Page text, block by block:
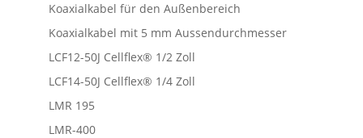
Koaxialkabel für den Außenbereich
Koaxialkabel mit 5 mm Aussendurchmesser
LCF12-50J Cellflex® 1/2 Zoll
LCF14-50J Cellflex® 1/4 Zoll
LMR 195
LMR-400